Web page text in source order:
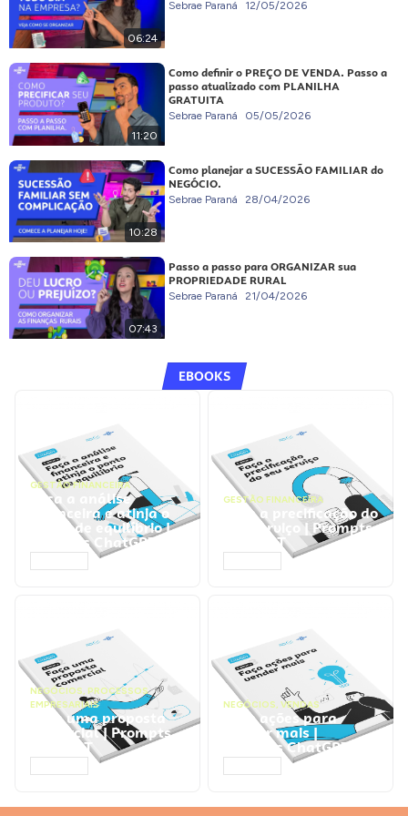
06:24
Sebrae Paraná 12/05/2026
11:20
Como definir o PREÇO DE VENDA. Passo a
passo atualizado com PLANILHA
GRATUITA
Sebrae Paraná 05/05/2026
10:28
Como planejar a SUCESSÃO FAMILIAR do
NEGÓCIO.
Sebrae Paraná 28/04/2026
07:43
Passo a passo para ORGANIZAR sua
PROPRIEDADE RURAL
Sebrae Paraná 21/04/2026
EBOOKS
GESTÃO FINANCEIRA
Faça a análise
financeira e atinja o
ponto de equilíbrio |
Prompts ChatGPT
GESTÃO FINANCEIRA
Faça a precificação do
seu serviço | Prompts
ChatGPT
NEGÓCIOS, PROCESSOS
EMPRESARIAIS
Faça uma proposta
comercial | Prompts
ChatGPT
NEGÓCIOS, VENDAS
Faça ações para
vender mais |
Prompts ChatGPT